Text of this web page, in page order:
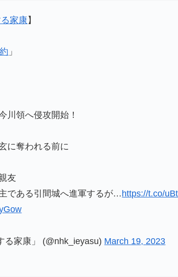
家康】
」
川領へ侵攻開始！
に奪われる前に
友
である引間城へ進軍するが… https://t.co/
家康」 (@nhk_ieyasu) March 19, 2023